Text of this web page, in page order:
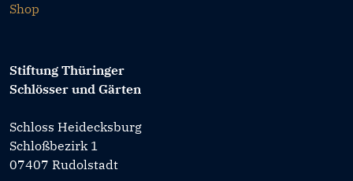
Shop
Stiftung Thüringer
Schlösser und Gärten
Schloss Heidecksburg
Schloßbezirk 1
07407 Rudolstadt